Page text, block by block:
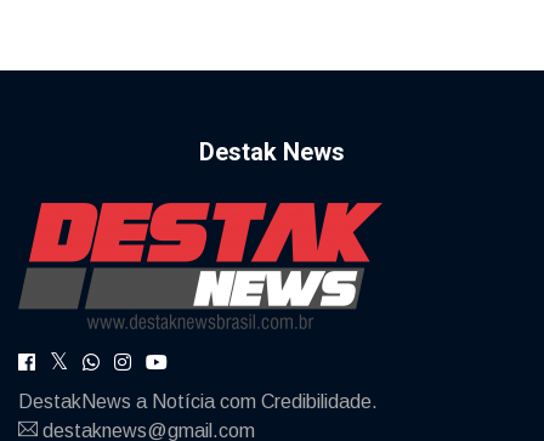
Destak News
DestakNews a Notícia com Credibilidade.
destaknews@gmail.com